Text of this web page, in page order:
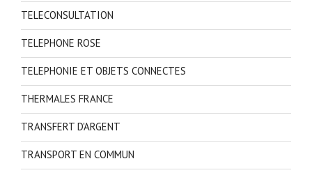
TELECONSULTATION
TELEPHONE ROSE
TELEPHONIE ET OBJETS CONNECTES
THERMALES FRANCE
TRANSFERT D'ARGENT
TRANSPORT EN COMMUN